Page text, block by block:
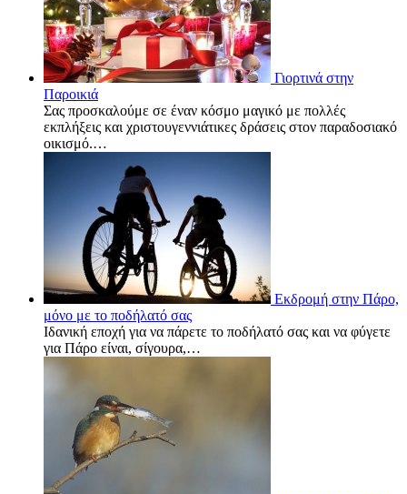
Γιορτινά στην
Παροικιά
Σας προσκαλούμε σε έναν κόσμο μαγικό με πολλές
εκπλήξεις και χριστουγεννιάτικες δράσεις στον παραδοσιακό
οικισμό.…
Εκδρομή στην Πάρο,
μόνο με το ποδήλατό σας
Ιδανική εποχή για να πάρετε το ποδήλατό σας και να φύγετε
για Πάρο είναι, σίγουρα,…